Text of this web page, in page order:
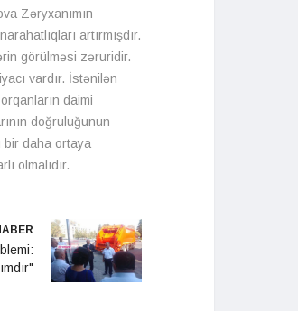
Zəryxanımın
artırmışdır.
görülməsi zəruridir.
vardır. İstənilən
daimi
doğruluğunun
bir daha ortaya
olmalıdır.